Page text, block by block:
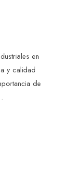
en
y calidad
de